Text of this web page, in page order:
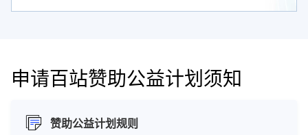
申请百站赞助公益计划须知
赞助公益计划规则